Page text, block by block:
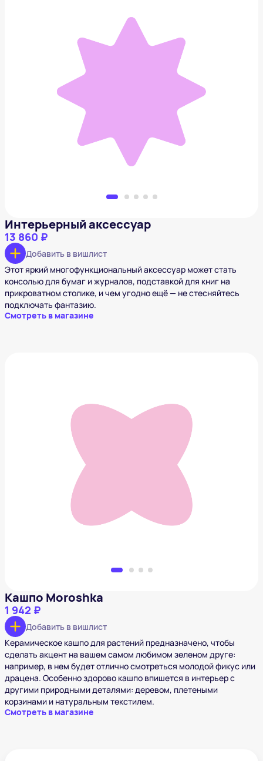
Интерьерный аксессуар
13 860 ₽
Добавить в вишлист
Этот яркий многофункциональный аксессуар может стать
консолью для бумаг и журналов, подставкой для книг на
прикроватном столике, и чем угодно ещё — не стесняйтесь
подключать фантазию.
Смотреть в магазине
Кашпо Moroshka
1 942 ₽
Добавить в вишлист
Керамическое кашпо для растений предназначено, чтобы
сделать акцент на вашем самом любимом зеленом друге:
например, в нем будет отлично смотреться молодой фикус или
драцена. Особенно здорово кашпо впишется в интерьер с
другими природными деталями: деревом, плетеными
корзинами и натуральным текстилем.
Смотреть в магазине